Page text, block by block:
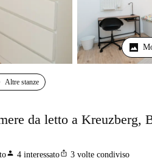
Altre stanze
da letto a Kreuzberg,
person 4 interessatoios_share 3 volte condiviso